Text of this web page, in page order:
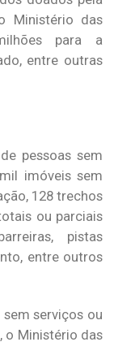
Ministério das
para a
entre outras
pessoas sem
imóveis sem
128 trechos
ou parciais
pistas
entre outros
serviços ou
o Ministério das